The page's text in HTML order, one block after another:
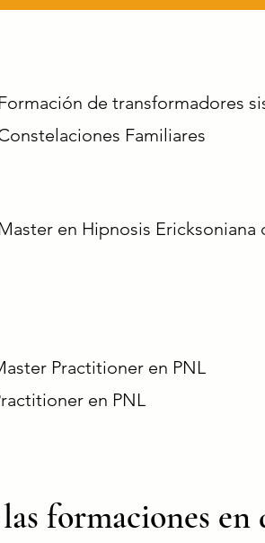
Formación de transformadores
Familiares
en Hipnosis Ericksoniana
Practitioner en PNL
en PNL
formaciones